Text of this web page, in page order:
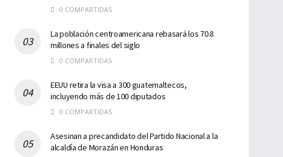
0 COMPARTIDAS
La población centroamericana rebasará los 70.8
millones a finales del siglo
0 COMPARTIDAS
EEUU retira la visa a 300 guatemaltecos,
incluyendo más de 100 diputados
0 COMPARTIDAS
Asesinan a precandidato del Partido Nacional a la
alcaldía de Morazán en Honduras